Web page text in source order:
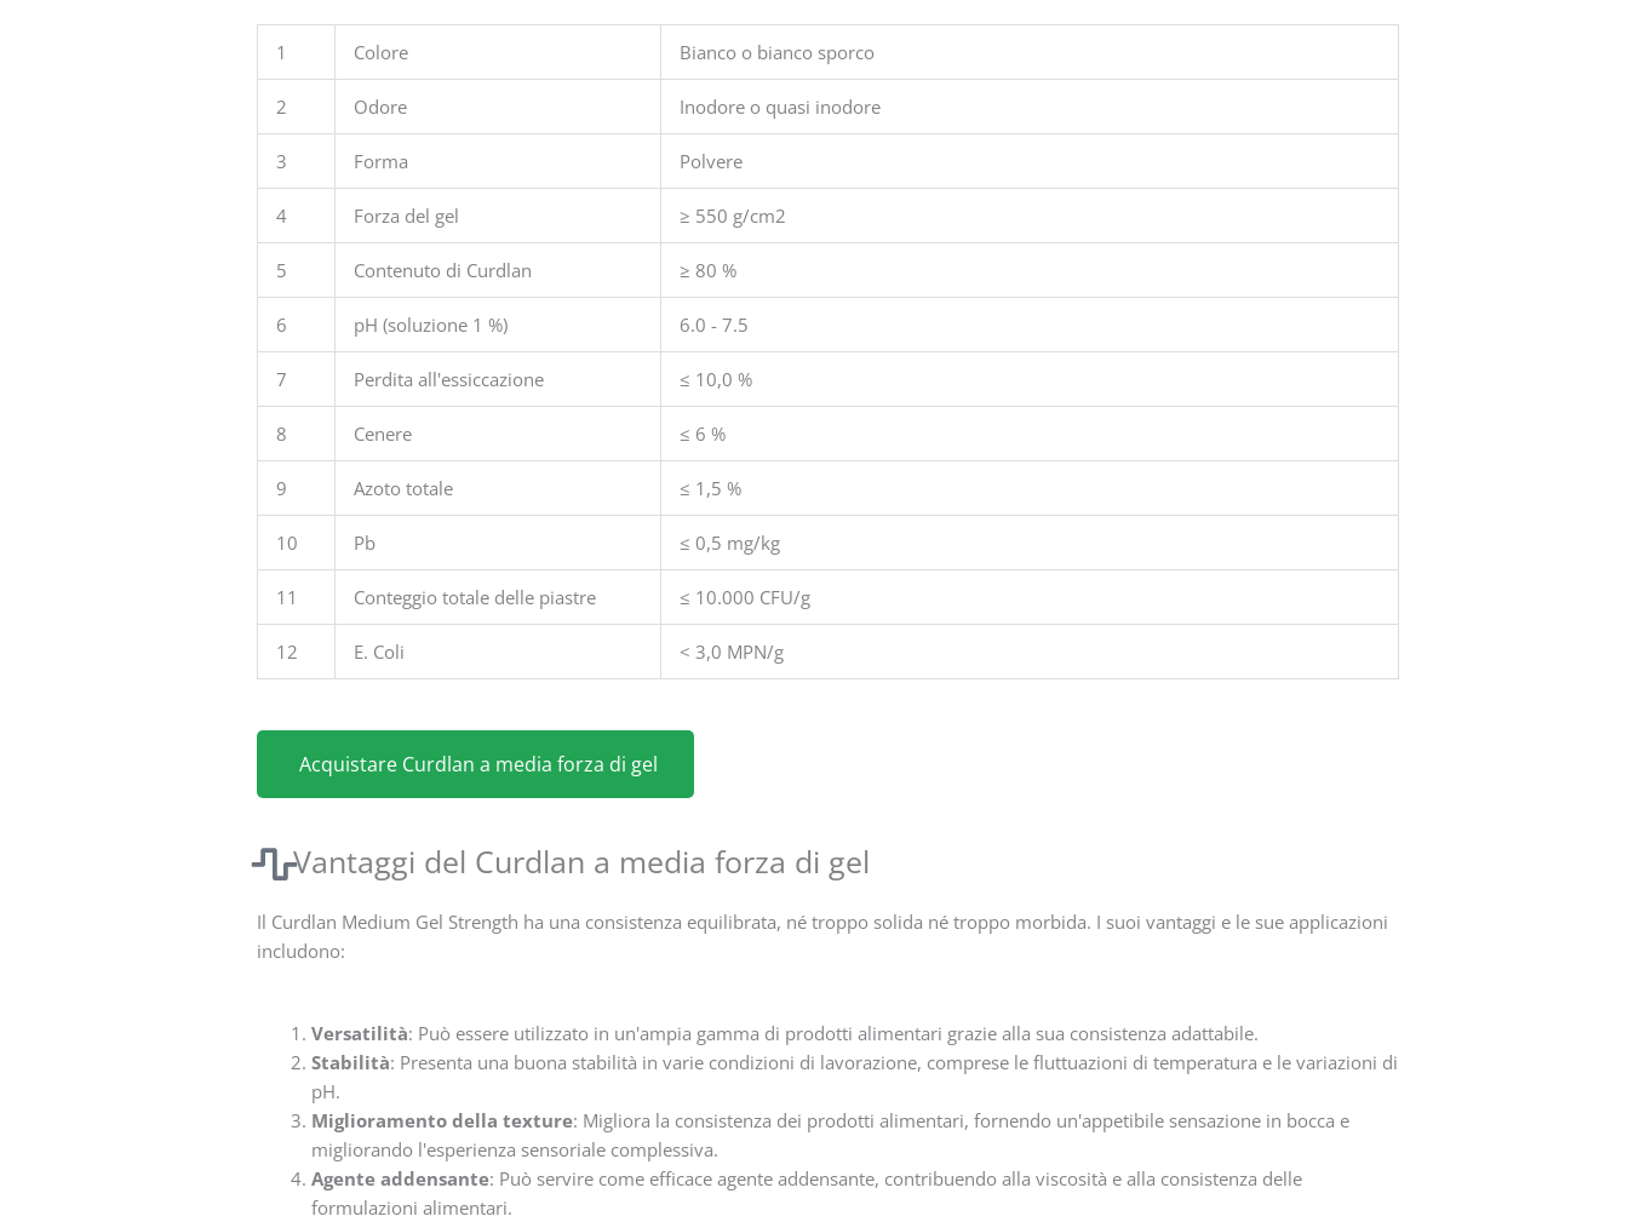
u
t
f
1 Colore Bianco o bianco sporco
2 Odore Inodore o quasi inodore
3 Forma Polvere
4 Forza del gel ≥ 550 g/cm2
5 Contenuto di Curdlan ≥ 80 %
6 pH (soluzione 1 %) 6.0 - 7.5
7 Perdita all'essiccazione ≤ 10,0 %
8 Cenere ≤ 6 %
9 Azoto totale ≤ 1,5 %
10 Pb ≤ 0,5 mg/kg
11 Conteggio totale delle piastre ≤ 10.000 CFU/g
12 E. Coli < 3,0 MPN/g
Acquistare Curdlan a media forza di gel
Vantaggi del Curdlan a media forza di gel
Il Curdlan Medium Gel Strength ha una consistenza equilibrata, né troppo solida né troppo morbida. I suoi vantaggi e le sue applicazioni
includono:
Versatilità: Può essere utilizzato in un'ampia gamma di prodotti alimentari grazie alla sua consistenza adattabile.
Stabilità: Presenta una buona stabilità in varie condizioni di lavorazione, comprese le fluttuazioni di temperatura e le variazioni di
pH.
Miglioramento della texture: Migliora la consistenza dei prodotti alimentari, fornendo un'appetibile sensazione in bocca e
migliorando l'esperienza sensoriale complessiva.
Agente addensante: Può servire come efficace agente addensante, contribuendo alla viscosità e alla consistenza delle
formulazioni alimentari.